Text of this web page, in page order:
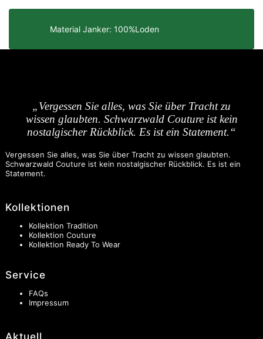
Material Janker: 100%Loden
„Vergessen Sie alles, was Sie über Tracht zu
wissen glaubten. Schwarzwald Couture ist kein
nostalgischer Rückblick. Es ist ein Statement.“
Vergessen Sie alles, was Sie über Tracht zu wissen glaubten.
Schwarzwald Couture ist kein nostalgischer Rückblick. Es ist ein
Statement.
Kollektionen
Kollektion Tradition
Kollektion Couture
Kollektion Ready To Wear
Service
FAQs
Impressum
Aktuell